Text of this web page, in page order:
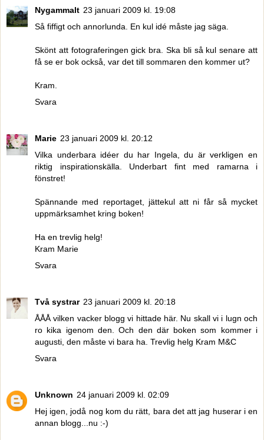
Nygammalt 23 januari 2009 kl. 19:08
Så fiffigt och annorlunda. En kul idé måste jag säga.
Skönt att fotograferingen gick bra. Ska bli så kul senare att
få se er bok också, var det till sommaren den kommer ut?
Kram.
Svara
Marie 23 januari 2009 kl. 20:12
Vilka underbara idéer du har Ingela, du är verkligen en
riktig inspirationskälla. Underbart fint med ramarna i
fönstret!
Spännande med reportaget, jättekul att ni får så mycket
uppmärksamhet kring boken!
Ha en trevlig helg!
Kram Marie
Svara
Två systrar 23 januari 2009 kl. 20:18
ÅÅÅ vilken vacker blogg vi hittade här. Nu skall vi i lugn och
ro kika igenom den. Och den där boken som kommer i
augusti, den måste vi bara ha. Trevlig helg Kram M&C
Svara
Unknown 24 januari 2009 kl. 02:09
Hej igen, jodå nog kom du rätt, bara det att jag huserar i en
annan blogg...nu :-)